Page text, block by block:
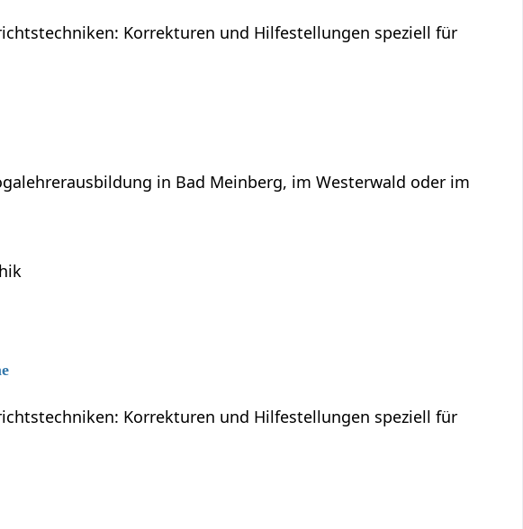
Korrekturen und Hilfestellungen speziell für
in Bad Meinberg, im Westerwald oder im
Korrekturen und Hilfestellungen speziell für